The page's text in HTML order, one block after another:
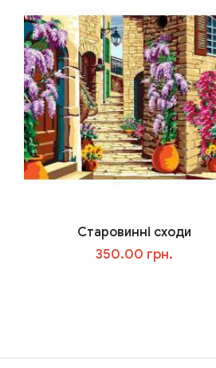
Старовинні сходи
350.00 грн.